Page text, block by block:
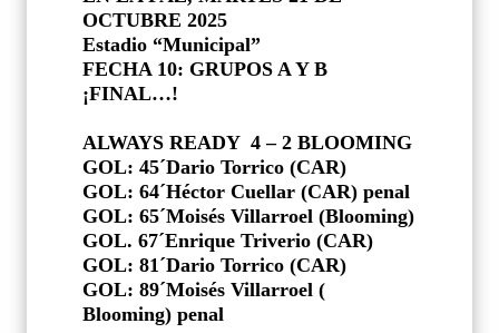
OCTUBRE 2025
Estadio “Municipal”
FECHA 10: GRUPOS A Y B
¡FINAL…!
ALWAYS READY 4 – 2 BLOOMING
GOL: 45´Dario Torrico (CAR)
GOL: 64´Héctor Cuellar (CAR) penal
GOL: 65´Moisés Villarroel (Blooming)
GOL. 67´Enrique Triverio (CAR)
GOL: 81´Dario Torrico (CAR)
GOL: 89´Moisés Villarroel (
Blooming) penal